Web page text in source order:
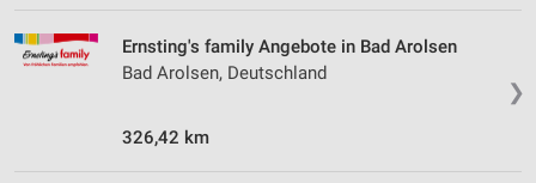
❯
Ernsting's family Angebote in Bad Arolsen
Bad Arolsen, Deutschland
326,42 km